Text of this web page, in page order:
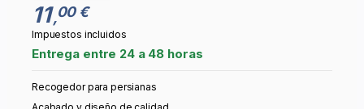
11,00 €
Impuestos incluidos
Entrega entre 24 a 48 horas
Recogedor para persianas